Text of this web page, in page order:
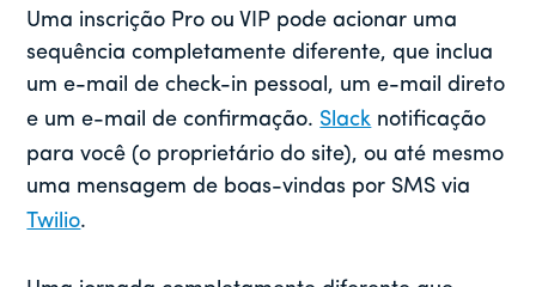
Uma inscrição Pro ou VIP pode acionar uma
sequência completamente diferente, que inclua
um e-mail de check-in pessoal, um e-mail direto
e um e-mail de confirmação. Slack notificação
para você (o proprietário do site), ou até mesmo
uma mensagem de boas-vindas por SMS via
Twilio.